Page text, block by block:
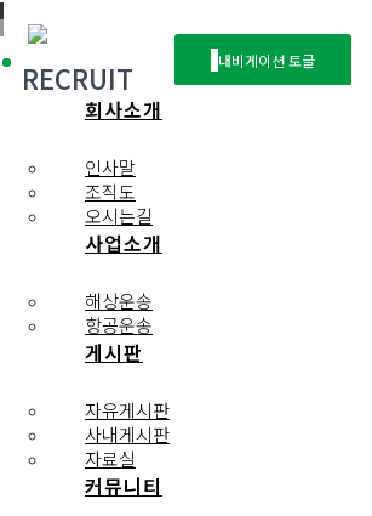
내비게이션 토글
회사소개
인사말
조직도
오시는길
사업소개
해상운송
항공운송
게시판
자유게시판
사내게시판
자료실
커뮤니티
RECRUIT
채용문의
채용공고
채용문의